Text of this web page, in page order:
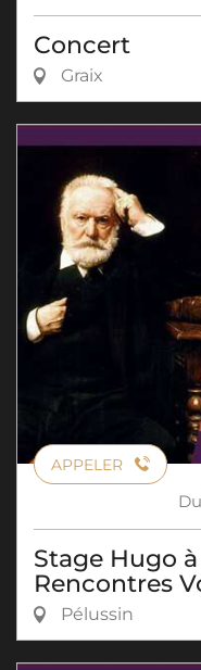
Concert
Graix
APPELER
Du
Stage Hugo
Rencontres
Pélussin